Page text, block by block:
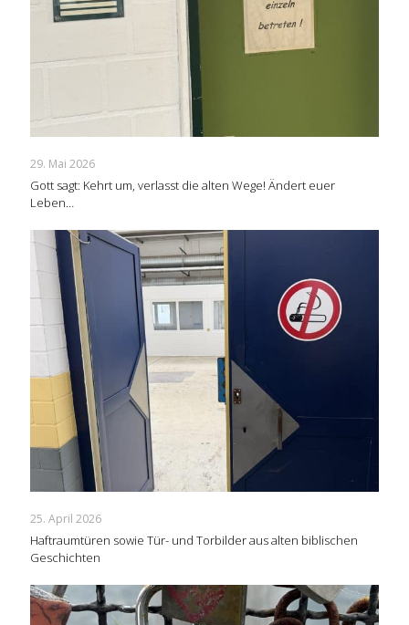
29. Mai 2026
Gott sagt: Kehrt um, verlasst die alten Wege! Ändert euer
Leben…
25. April 2026
Haftraumtüren sowie Tür- und Torbilder aus alten biblischen
Geschichten